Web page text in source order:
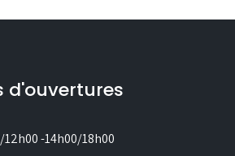
d'ouvertures
-14h00/18h00